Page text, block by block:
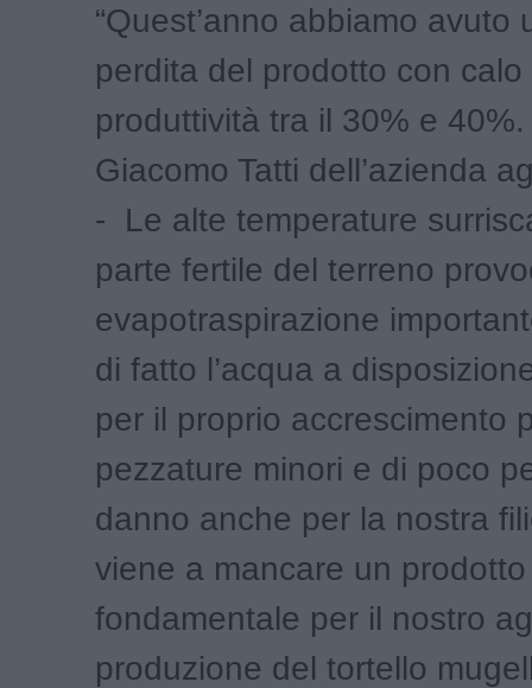
“Quest’anno abbiamo avuto
perdita del prodotto con
produttività tra il 30% e
Giacomo Tatti dell’azienda
- Le alte temperature
parte fertile del terreno
evapotraspirazione
di fatto l’acqua a
per il proprio accrescimento
pezzature minori e di poco
danno anche per la nostra
viene a mancare un prodotto
fondamentale per il nostro
produzione del tortello